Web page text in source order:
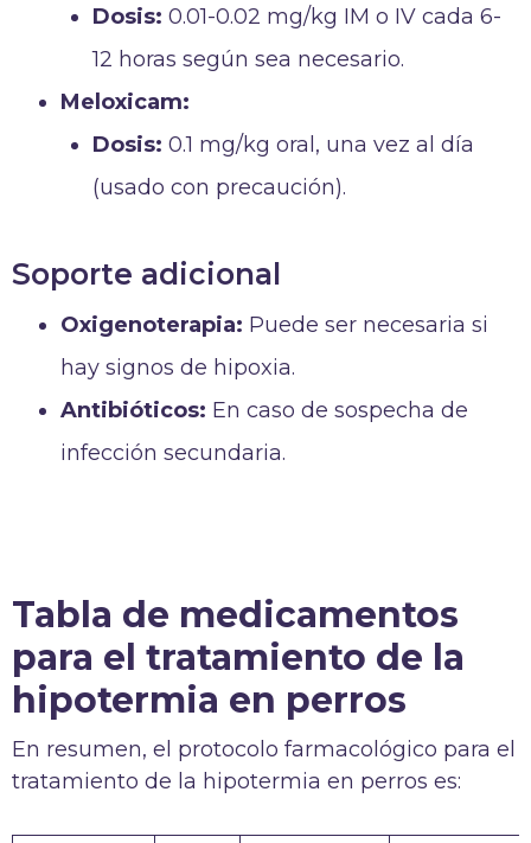
Dosis: 0.01-0.02 mg/kg IM o IV cada 6-
12 horas según sea necesario.
Meloxicam:
Dosis: 0.1 mg/kg oral, una vez al día
(usado con precaución).
Soporte adicional
Oxigenoterapia: Puede ser necesaria si
hay signos de hipoxia.
Antibióticos: En caso de sospecha de
infección secundaria.
Tabla de medicamentos
para el tratamiento de la
hipotermia en perros
En resumen, el protocolo farmacológico para el
tratamiento de la hipotermia en perros es: